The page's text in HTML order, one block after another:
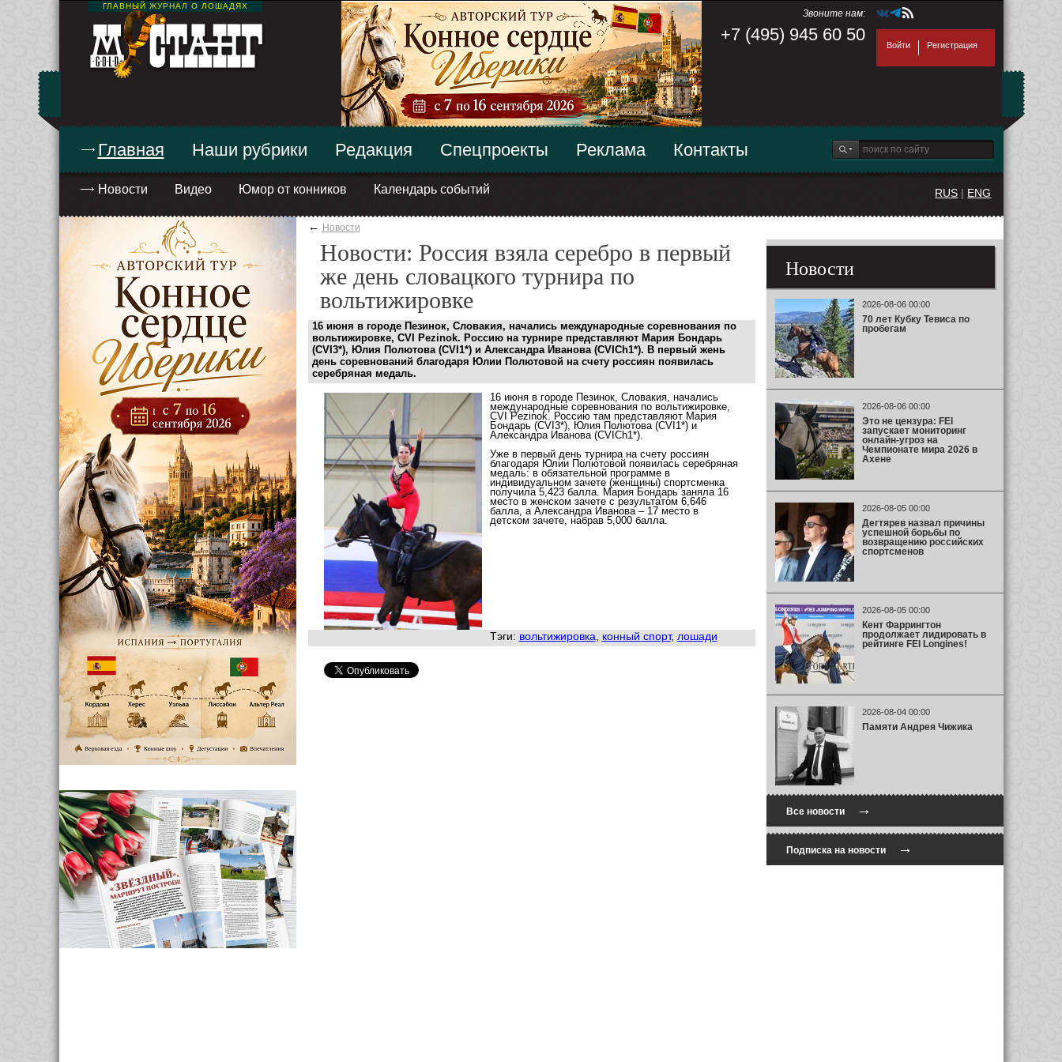
ГЛАВНЫЙ ЖУРНАЛ О ЛОШАДЯХ
Звоните нам:
+7 (495) 945 60 50
Войти Регистрация
Главная
Новости Видео Юмор от конников Календарь событий
Наши рубрики Редакция Спецпроекты Реклама Контакты
RUS | ENG
← Новости
Новости: Россия взяла серебро в первый
же день словацкого турнира по
вольтижировке
16 июня в городе Пезинок, Словакия, начались международные соревнования по
вольтижировке, CVI Pezinok. Россию на турнире представляютМария Бондарь
(CVI3*), Юлия Полютова (CVI1*) и Александра Иванова (CVICh1*). В первый жень
день соревнований благодаря Юлии Полютовой на счету россиян появилась
серебряная медаль.
16 июня в городе Пезинок, Словакия, начались
международные соревнования по вольтижировке,
CVI Pezinok. Россию там представляютМария
Бондарь (CVI3*), Юлия Полютова (CVI1*) и
Александра Иванова (CVICh1*).
Уже в первый день турнира на счету россиян
благодаря Юлии Полютовой появилась серебряная
медаль: вобязательной программе в
индивидуальном зачете (женщины) спортсменка
получила5,423 балла. Мария Бондарь заняла 16
место в женском зачете с результатом 6,646
балла, а Александра Иванова – 17 место в
детском зачете, набрав5,000 балла.
Тэги: вольтижировка конный спорт, лошади
Новости
2026-08-06 00:00
70 лет Кубку Тевиса по
пробегам
2026-08-06 00:00
Это не цензура: FEI
запускает мониторинг
онлайн-угроз на
Чемпионате мира 2026 в
Ахене
2026-08-05 00:00
Дегтярев назвал причины
успешной борьбы по
возвращению российских
спортсменов
2026-08-05 00:00
Кент Фаррингтон
продолжает лидировать в
рейтинге FEI Longines!
2026-08-04 00:00
Памяти Андрея Чижика
Все новости→
Подписка на новости→